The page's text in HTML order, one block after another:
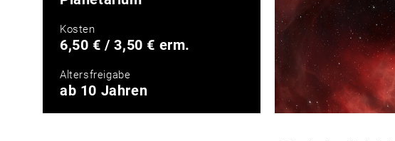
Kosten
6,50 € / 3,50 € erm.
Altersfreigabe
ab 10 Jahren